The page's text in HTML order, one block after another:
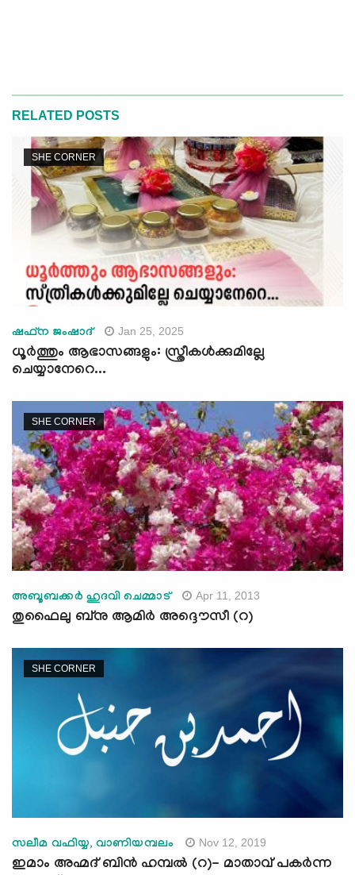
RELATED POSTS
SHE CORNER
ഷഫ്‌ന ജംഷാദ് Jan 25, 2025
ധൂര്‍ത്തും ആഭാസങ്ങളും: സ്ത്രീകള്‍ക്കുമില്ലേ
ചെയ്യാനേറെ...
SHE CORNER
അബൂബക്കര്‍ ഹുദവി ചെമ്മാട് Apr 11, 2013
തുഫൈലു ബ്നു ആമിര്‍ അദ്ദൌസീ (റ)
SHE CORNER
സലീമ വഫിയ്യ, വാണിയമ്പലം Nov 12, 2019
ഇമാം അഹ്മദ് ബിന്‍ ഹമ്പല്‍ (റ)- മാതാവ് പകര്‍ന്ന